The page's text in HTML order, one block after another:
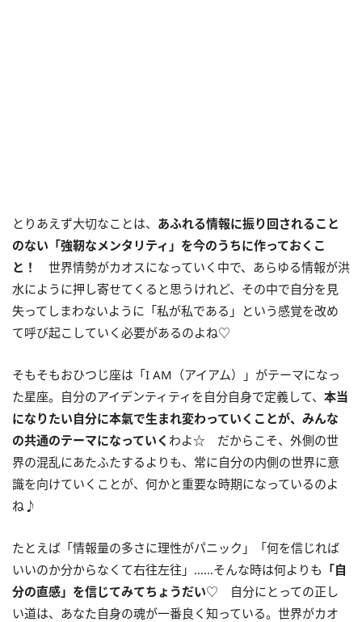
とりあえず大切なことは、 あふれる情報に振り回されること
のない「強靭なメンタリティ」を今のうちに作っておくこ
と！
世界情勢がカオスになっていく中で、あらゆる情報が洪
水にように押し寄せてくると思うけれど、その中で自分を見
失ってしまわないように「私が私である」という感覚を改め
て呼び起こしていく必要があるのよね♡
そもそもおひつじ座は「I AM （アイアム）」がテーマになっ
た星座。自分のアイデンティティを自分自身で定義して、 本当
になりたい自分に本氣で生まれ変わっていくことが、みんな
の共通のテーマになっていく わよ☆ だからこそ、外側の世
界の混乱にあたふたするよりも、常に自分の内側の世界に意
識を向けていくことが、何かと重要な時期になっているのよ
ね♪
たとえば「情報量の多さに理性がパニック」「何を信じれば
いいのか分からなくて右往左往」……そんな時は何よりも 「自
分の直感」を信じてみてちょうだい♡ 自分にとっての正し
い道は、あなた自身の魂が一番良く知っている。世界がカオ